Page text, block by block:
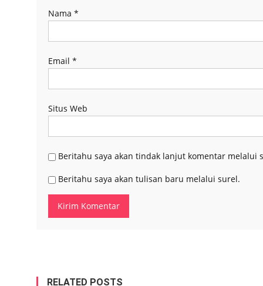
Nama *
Email *
Situs Web
Beritahu saya akan tindak lanjut komentar melalui
Beritahu saya akan tulisan baru melalui surel.
RELATED POSTS